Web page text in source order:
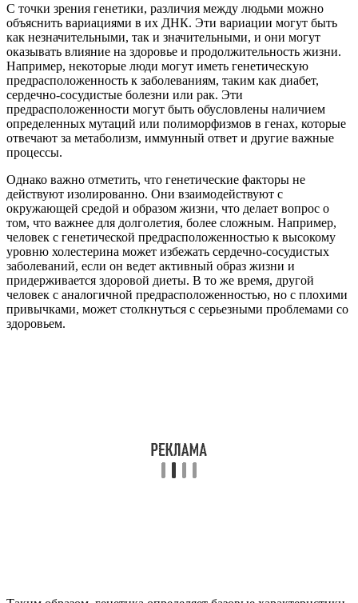
С точки зрения генетики, различия между людьми можно
объяснить вариациями в их ДНК. Эти вариации могут быть
как незначительными, так и значительными, и они могут
оказывать влияние на здоровье и продолжительность жизни.
Например, некоторые люди могут иметь генетическую
предрасположенность к заболеваниям, таким как диабет,
сердечно-сосудистые болезни или рак. Эти
предрасположенности могут быть обусловлены наличием
определенных мутаций или полиморфизмов в генах, которые
отвечают за метаболизм, иммунный ответ и другие важные
процессы.
Однако важно отметить, что генетические факторы не
действуют изолированно. Они взаимодействуют с
окружающей средой и образом жизни, что делает вопрос о
том, что важнее для долголетия, более сложным. Например,
человек с генетической предрасположенностью к высокому
уровню холестерина может избежать сердечно-сосудистых
заболеваний, если он ведет активный образ жизни и
придерживается здоровой диеты. В то же время, другой
человек с аналогичной предрасположенностью, но с плохими
привычками, может столкнуться с серьезными проблемами со
здоровьем.